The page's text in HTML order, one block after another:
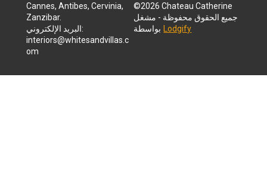
Cannes, Antibes, Cervinia,
Zanzibar.
البريد الإلكتروني:
interiors@whitesandvillas.c
om
©2026 Chateau Catherine
جميع الحقوق محفوظة - مشغل
بواسطة
Lodgify